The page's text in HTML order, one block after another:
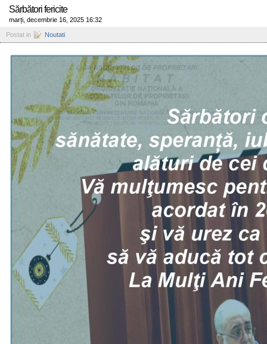
Sărbători fericite
marți, decembrie 16, 2025 16:32
Postat in Noutati